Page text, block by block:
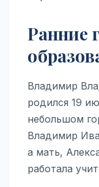
Ранние
Владимир
родился 19
небольшом
Владимир
а мать,
работала